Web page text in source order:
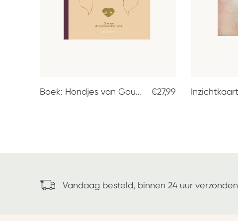
Boek: Hondjes van Goud - Ode aan de Buitenlandse Hond €27,99
Vandaag besteld, binnen 24 uur verzonden